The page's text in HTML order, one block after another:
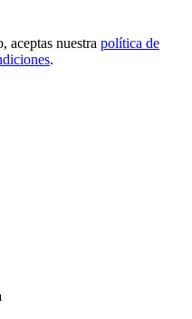
aceptas nuestra política de
.